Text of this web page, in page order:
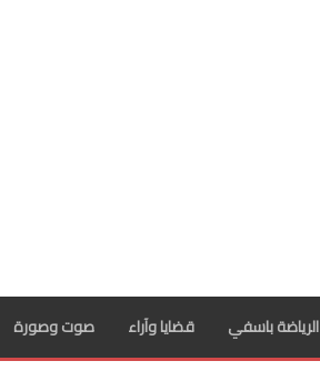
الرياضة باسفي قضايا وآراء صوت وصورة